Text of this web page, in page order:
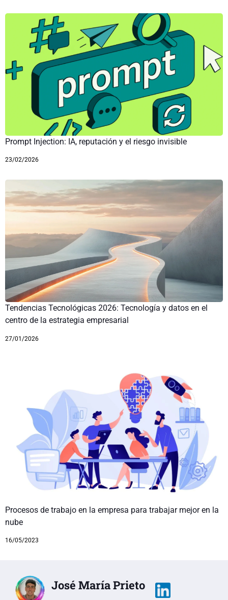
Prompt Injection: IA, reputación y el riesgo invisible
23/02/2026
Tendencias Tecnológicas 2026: Tecnología y datos en el
centro de la estrategia empresarial
27/01/2026
Procesos de trabajo en la empresa para trabajar mejor en la
nube
16/05/2023
José María Prieto